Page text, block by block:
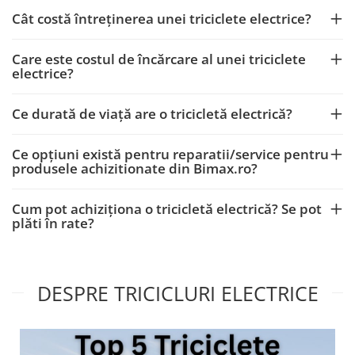
Cât costă întreținerea unei triciclete electrice?
Care este costul de încărcare al unei triciclete
electrice?
Ce durată de viață are o tricicletă electrică?
Ce opțiuni există pentru reparatii/service pentru
produsele achizitionate din Bimax.ro?
Cum pot achiziționa o tricicletă electrică? Se pot
plăti în rate?
DESPRE TRICICLURI ELECTRICE